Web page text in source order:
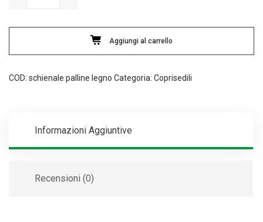
legno
-
Nero
Aggiungi al carrello
COD: schienale palline legno Categoria: Coprisedili
Informazioni Aggiuntive
Recensioni (0)